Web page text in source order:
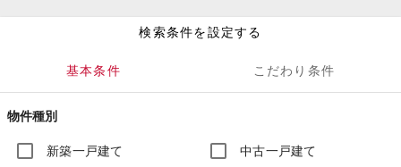
検索条件を設定する
基本条件 こだわり条件
物件種別
新築一戸建て 中古一戸建て